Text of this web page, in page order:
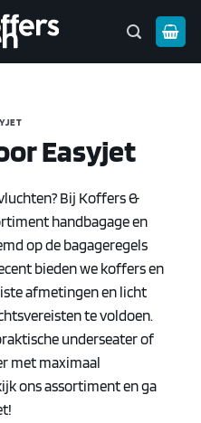
Easyjet
Bij Koffers &
handbagage en
op de bagageregels
bieden we koffers en
afmetingen en licht
te voldoen.
underseater of
met maximaal
ons assortiment en ga